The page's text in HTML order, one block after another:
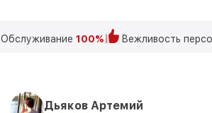
Обслуживание 100% Вежливость
Дьяков Артемий